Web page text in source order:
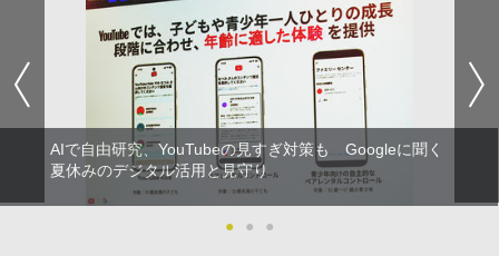
AIで自由研究、YouTubeの見すぎ対策も Googleに聞く
夏休みのデジタル活用と見守り
● ● ●